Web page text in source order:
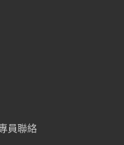
員聯絡